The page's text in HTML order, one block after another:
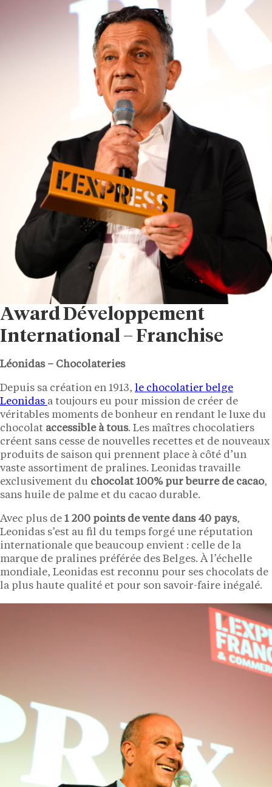
Award Développement
International – Franchise
Léonidas – Chocolateries
Depuis sa création en 1913, le chocolatier belge
Leonidas a toujours eu pour mission de créer de
véritables moments de bonheur en rendant le luxe du
chocolat accessible à tous. Les maîtres chocolatiers
créent sans cesse de nouvelles recettes et de nouveaux
produits de saison qui prennent place à côté d’un
vaste assortiment de pralines. Leonidas travaille
exclusivement du chocolat 100% pur beurre de cacao,
sans huile de palme et du cacao durable.
Avec plus de 1 200 points de vente dans 40 pays,
Leonidas s’est au fil du temps forgé une réputation
internationale que beaucoup envient : celle de la
marque de pralines préférée des Belges. À l’échelle
mondiale, Leonidas est reconnu pour ses chocolats de
la plus haute qualité et pour son savoir-faire inégalé.